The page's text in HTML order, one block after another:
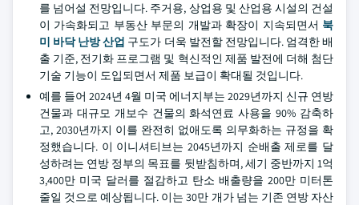
를 넘어설 전망입니다. 주거용, 상업용 및 산업용 시설의 건설
이 가속화되고 부동산 부문의 개발과 확장이 지속되면서 북
미 바닥 난방 산업 구도가 더욱 발전할 전망입니다. 엄격한 배
출 기준, 전기화 프로그램 및 혁신적인 제품 발전에 더해 첨단
기술 기능이 도입되면서 제품 보급이 확대될 것입니다.
예를 들어 2024년 4월 미국 에너지부는 2029년까지 신규 연방
건물과 대규모 개보수 건물의 화석연료 사용을 90% 감축하
고, 2030년까지 이를 완전히 없애도록 의무화하는 규정을 확
정했습니다. 이 이니셔티브는 2045년까지 순배출 제로를 달
성하려는 연방 정부의 목표를 뒷받침하며, 세기 중반까지 1억
3,400만 미국 달러를 절감하고 탄소 배출량을 200만 미터톤
줄일 것으로 예상됩니다. 이는 30만 개가 넘는 기존 연방 자산